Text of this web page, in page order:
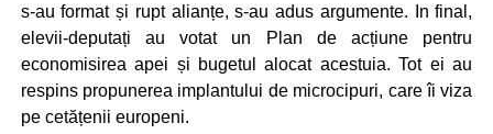
s-au format și rupt alianțe, s-au adus argumente. In final,
elevii-deputați au votat un Plan de acțiune pentru
economisirea apei și bugetul alocat acestuia. Tot ei au
respins propunerea implantului de microcipuri, care îi viza
pe cetățenii europeni.